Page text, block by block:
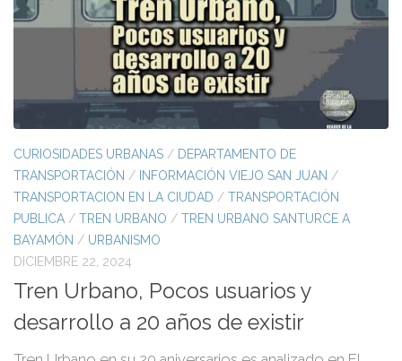
CURIOSIDADES URBANAS / DEPARTAMENTO DE
TRANSPORTACIÓN / INFORMACIÓN VIEJO SAN JUAN /
TRANSPORTACION EN LA CIUDAD / TRANSPORTACIÓN
PUBLICA / TREN URBANO / TREN URBANO SANTURCE A
BAYAMÓN / URBANISMO
DICIEMBRE 22, 2024
Tren Urbano, Pocos usuarios y
desarrollo a 20 años de existir